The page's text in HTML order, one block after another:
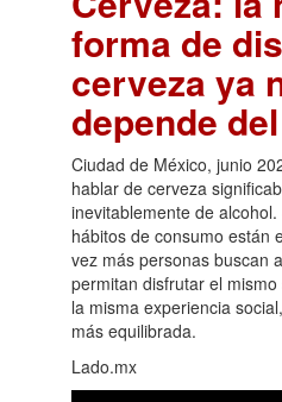
forma de
cerveza ya
depende
Ciudad de México, junio
hablar de cerveza
inevitablemente de
hábitos de consumo están
vez más personas buscan
permitan disfrutar el
la misma experiencia
más equilibrada.
Lado.mx